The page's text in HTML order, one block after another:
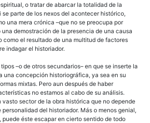
o tratar de abarcar la totalidad de la
parte de los nexos del acontecer histórico,
una mera crónica –que no se preocupa por
demostración de la presencia de una causa
como el resultado de una multitud de factores
indagar el historiador.
–o de otros secundarios– en que se inserte la
una concepción historiográfica, ya sea en su
mixtas. Pero aun después de haber
no estamos al cabo de su análisis.
vasto sector de la obra histórica que no depende
del historiador. Más o menos genial,
puede éste escapar en cierto sentido de todo